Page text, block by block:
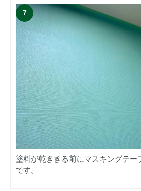
塗料が乾ききる前にマスキングテー
です。